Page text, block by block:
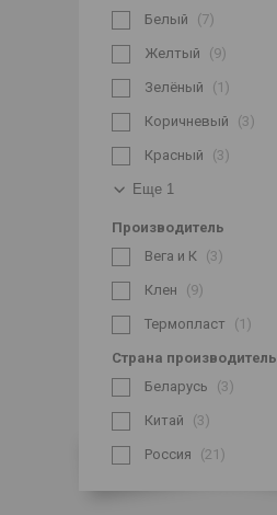
Белый
7
Желтый 9
Зелёный 1
Коричневый 3
Красный 3
Еще 1
Производитель
Вега и К
3
Клен 9
Термопласт 1
Страна производитель
Беларусь
3
Китай 3
Россия 21